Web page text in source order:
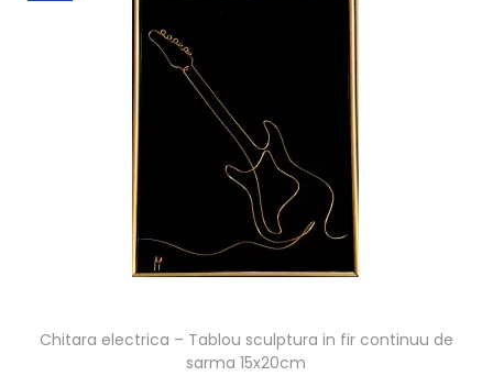
Chitara electrica – Tablou sculptura in fir continuu de
sarma 15x20cm